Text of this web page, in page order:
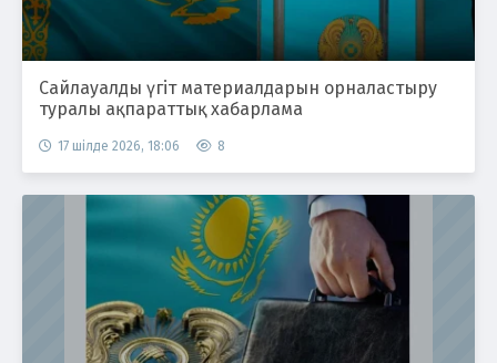
Сайлауалды үгіт материалдарын орналастыру
туралы ақпараттық хабарлама
17 шілде 2026, 18:06 8